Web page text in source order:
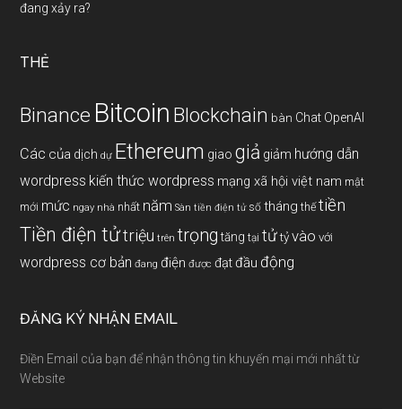
đang xảy ra?
THẺ
Binance Bitcoin Blockchain bàn Chat OpenAI
Các của dịch dự Ethereum giao giả giảm hướng dẫn
wordpress kiến thức wordpress mạng xã hội việt nam mật
mới mức ngay nhà nhất năm Sàn tiền điện tử số tháng thế tiền
Tiền điện tửtriệu trên trọng tăng tại tử tỷ vào với
wordpress cơ bản đang điện được đạtđầu động
ĐĂNG KÝ NHẬN EMAIL
Điền Email của bạn để nhận thông tin khuyến mại mới nhất từ
Website